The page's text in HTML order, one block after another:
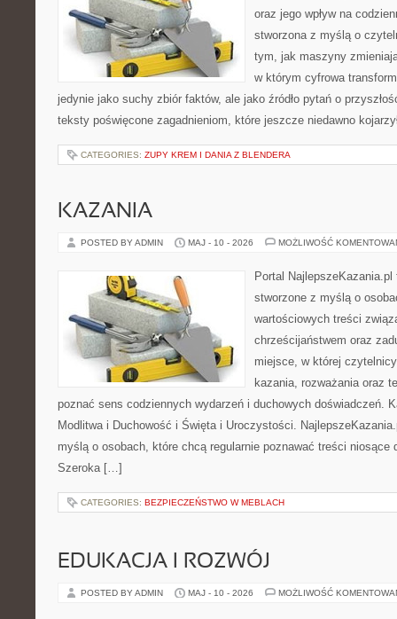
oraz jego wpływ na
stworzona z myślą o
tym, jak maszyny
w którym cyfrowa
jedynie jako suchy zbiór faktów, ale jako źródło pytań o
teksty poświęcone zagadnieniom, które jeszcze niedawno
CATEGORIES: ZUPY KREM I DANIA Z BLENDERA
KAZANIA
POSTED BY ADMIN MAJ - 10 - 2026 MOŻLIWOŚĆ
Portal
stworzone z myślą o
wartościowych treści
chrześcijaństwem oraz
miejsce, w której
kazania, rozważania oraz
poznać sens codziennych wydarzeń i duchowych doświadczeń.
Modlitwa i Duchowość i Święta i Uroczystości.
myślą o osobach, które chcą regularnie poznawać treści niosące
Szeroka […]
CATEGORIES: BEZPIECZEŃSTWO W MEBLACH
EDUKACJA I ROZWÓJ
POSTED BY ADMIN MAJ - 10 - 2026 MOŻLIWOŚĆ